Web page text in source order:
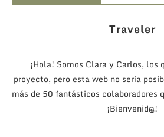
Traveler
¡Hola! Somos Clara y Carlos, los
proyecto, pero esta web no sería
más de 50 fantásticos colaboradores
¡Bienvenid@!